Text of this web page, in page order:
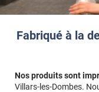
Fabriqué à la
Nos produits sont
Villars-les-Dombes.